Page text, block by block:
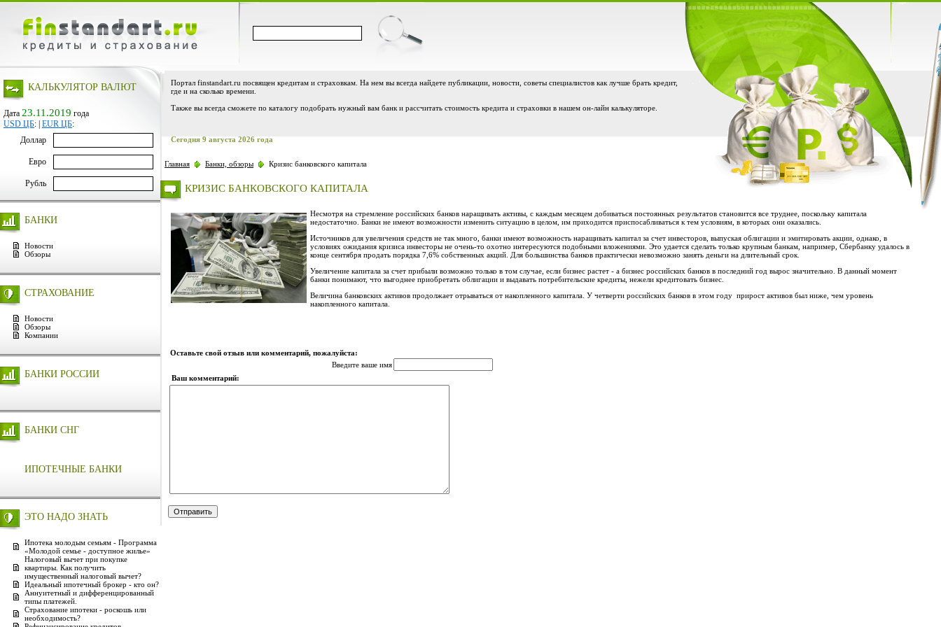
КАЛЬКУЛЯТОР ВАЛЮТ
Дата 23.11.2019 года
USD ЦБ: EUR ЦБ:
Доллар
Евро
Рубль
БАНКИ
Новости
Обзоры
СТРАХОВАНИЕ
Новости
Обзоры
Компании
БАНКИ РОССИИ
БАНКИ СНГ
ИПОТЕЧНЫЕ БАНКИ
ЭТО НАДО ЗНАТЬ
Ипотека молодым семьям - Программа
«Молодой семье - доступное жилье»
Налоговый вычет при покупке
квартиры. Как получить
имущественный налоговый вычет?
Идеальный ипотечный брокер - кто он?
Аннуитетный и дифференцированный
типы платежей.
Страхование ипотеки - роскошь или
необходимость?
Портал finstandart.ru посвящен кредитам и страховкам. На нем вы всегда найдете публикации, новости, советы специалистов как лучше брать кредит,
где и на сколько времени.
Также вы всегда сможете по каталогу подобрать нужный вам банк и рассчитать стоимость кредита и страховки в нашем он-лайн калькуляторе.
Сегодня 9 августа 2026 года
Главная Банки, обзоры Кризис банковского капитала
КРИЗИС БАНКОВСКОГО КАПИТАЛА
Несмотря на стремление российских банков наращивать активы, с каждым месяцем добиваться постоянных результатов становится все труднее, поскольку капитала
недостаточно. Банки не имеют возможности изменить ситуацию в целом, им приходится приспосабливаться к тем условиям, в которых они оказались.
Источников для увеличения средств не так много, банки имеют возможность наращивать капитал за счет инвесторов, выпуская облигации и эмитировать акции, однако, в
условиях ожидания кризиса инвесторы не очень-то охотно интересуются подобными вложениями. Это удается сделать только крупным банкам, например, Сбербанку удалось в
конце сентября продать порядка 7,6% собственных акций. Для большинства банков практически невозможно занять деньги на длительный срок.
Увеличение капитала за счет прибыли возможно только в том случае, если бизнес растет - а бизнес российских банков в последний год вырос значительно. В данный момент
банки понимают, что выгоднее приобретать облигации и выдавать потребительские кредиты, нежели кредитовать бизнес.
Величина банковских активов продолжает отрываться от накопленного капитала. У четверти российских банков в этом году прирост активов был ниже, чем уровень
накопленного капитала.
Оставьте свой отзыв или комментарий, пожалуйста:
Введите ваше имя
Ваш комментарий: